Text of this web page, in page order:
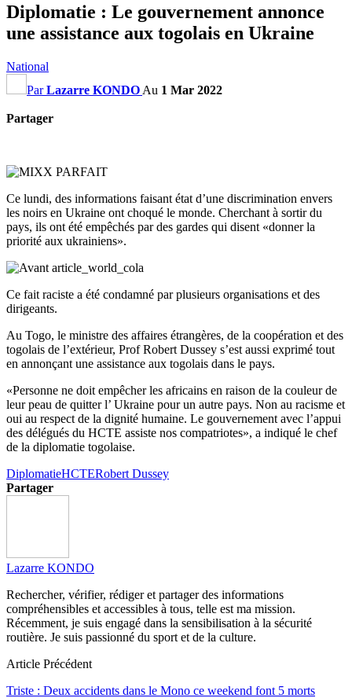
Diplomatie : Le gouvernement annonce
une assistance aux togolais en Ukraine
National
ParLazarre KONDO Au 1 Mar 2022
Partager
Ce lundi, des informations faisant état d’une discrimination envers
les noirs en Ukraine ont choqué le monde. Cherchant à sortir du
pays, ils ont été empêchés par des gardes qui disent «donner la
priorité aux ukrainiens».
Ce fait raciste a été condamné par plusieurs organisations et des
dirigeants.
Au Togo, le ministre des affaires étrangères, de la coopération et des
togolais de l’extérieur, Prof Robert Dussey s’est aussi exprimé tout
en annonçant une assistance aux togolais dans le pays.
«Personne ne doit empêcher les africains en raison de la couleur de
leur peau de quitter l’ Ukraine pour un autre pays. Non au racisme et
oui au respect de la dignité humaine. Le gouvernement avec l’appui
des délégués du HCTE assiste nos compatriotes», a indiqué le chef
de la diplomatie togolaise.
DiplomatieHCTERobert Dussey
Partager
Lazarre KONDO
Rechercher, vérifier, rédiger et partager des informations
compréhensibles et accessibles à tous, telle est ma mission.
Récemment, je suis engagé dans la sensibilisation à la sécurité
routière. Je suis passionné du sport et de la culture.
Article Précédent
Triste : Deux accidents dans le Mono ce weekend font 5 morts